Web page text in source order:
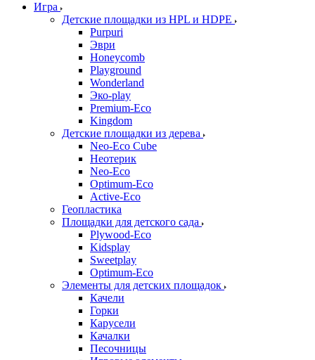
Игра
Детские площадки из HPL и HDPE
Purpuri
Эври
Honeycomb
Playground
Wonderland
Эко-play
Premium-Eco
Kingdom
Детские площадки из дерева
Neo-Eco Cube
Неотерик
Neo-Eco
Оptimum-Еco
Active-Eco
Геопластика
Площадки для детского сада
Plywood-Eco
Kidsplay
Sweetplay
Оptimum-Еco
Элементы для детских площадок
Качели
Горки
Карусели
Качалки
Песочницы